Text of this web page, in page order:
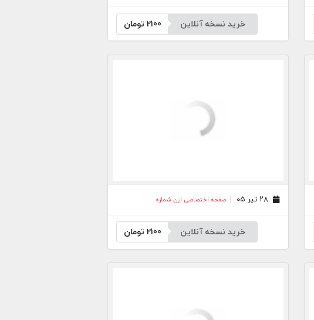
خرید نسخه آنلاین 2100 تومان
صفحه اختصاصی این شماره
خرید نسخه آنلاین 2100 تومان